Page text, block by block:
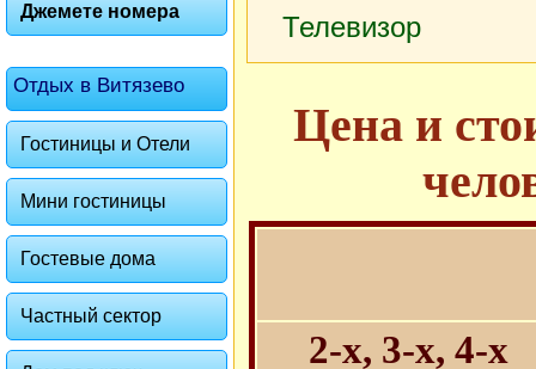
Джемете номера
Отдых в Витязево
Гостиницы и Отели
Мини гостиницы
Гостевые дома
Частный сектор
Телевизор
Цена и
2-х, 3-х, 4-х